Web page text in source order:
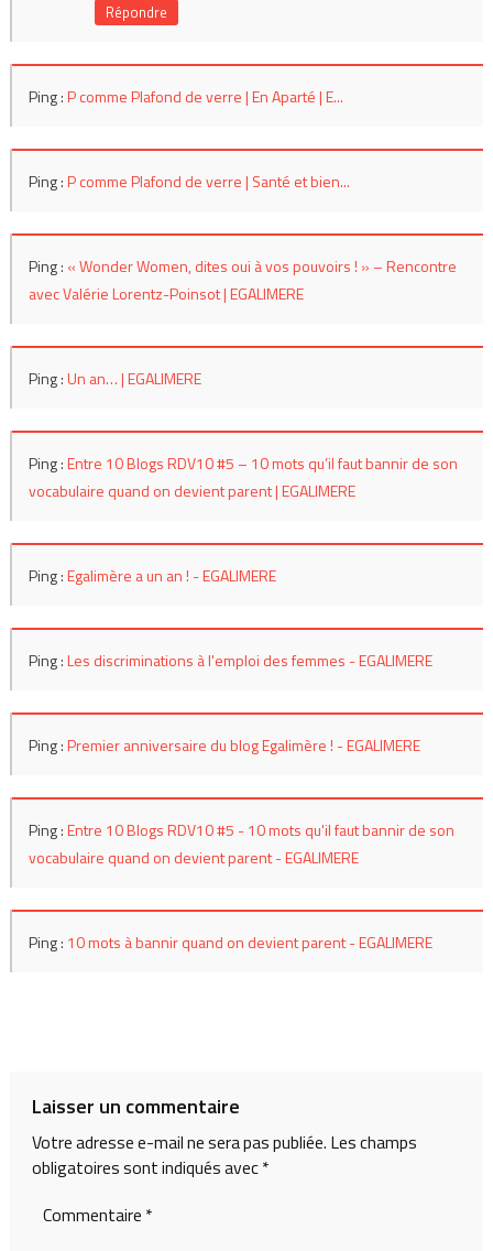
Répondre
Ping :P comme Plafond de verre | En Aparté | E...
Ping :P comme Plafond de verre | Santé et bien...
Ping : « Wonder Women, dites oui à vos pouvoirs ! » – Rencontre
avec Valérie Lorentz-Poinsot | EGALIMERE
Ping :Un an… | EGALIMERE
Ping :Entre 10 Blogs RDV10 #5 – 10 mots qu’il faut bannir de son
vocabulaire quand on devient parent | EGALIMERE
Ping :Egalimère a un an ! - EGALIMERE
Ping :Les discriminations à l'emploi des femmes - EGALIMERE
Ping :Premier anniversaire du blog Egalimère ! - EGALIMERE
Ping :Entre 10 Blogs RDV10 #5 - 10 mots qu'il faut bannir de son
vocabulaire quand on devient parent - EGALIMERE
Ping : 10 mots à bannir quand on devient parent - EGALIMERE
Laisser un commentaire
Votre adresse e-mail ne sera pas publiée. Les champs
obligatoires sont indiqués avec*
Commentaire *